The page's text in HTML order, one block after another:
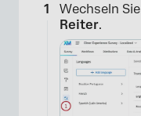
Wechseln
Reiter.